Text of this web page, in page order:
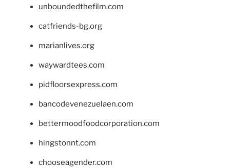
unboundedthefilm.com
catfriends-bg.org
marianlives.org
waywardtees.com
pidfloorsexpress.com
bancodevenezuelaen.com
bettermoodfoodcorporation.com
hingstonnt.com
chooseagender.com